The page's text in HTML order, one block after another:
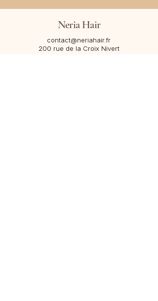
Neria Hair
contact@neriahair.fr
200 rue de la Croix Nivert